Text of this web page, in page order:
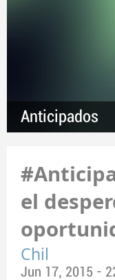
Anticipados
el
Chil
Jun 17, 2015 -